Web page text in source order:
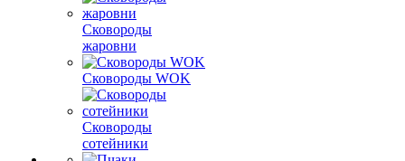
Сковороды
жаровни
Сковороды WOK
Сковороды
сотейники